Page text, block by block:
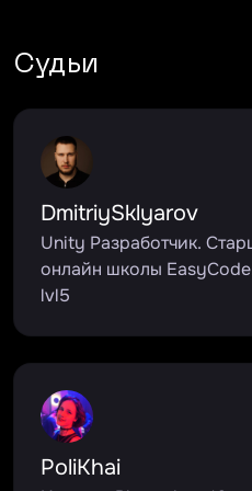
Судьи
DmitriySklyarov
Unity Разработчик.
онлайн школы
lvl5
PoliKhai